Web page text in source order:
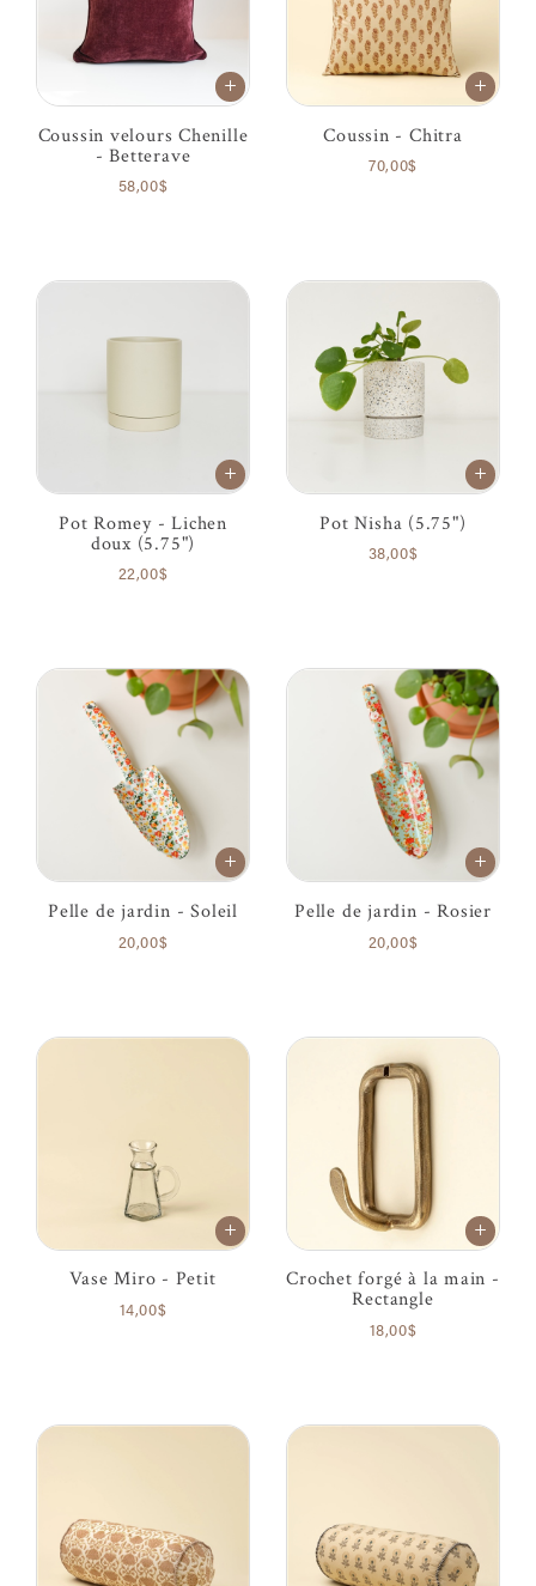
Coussin velours Chenille
- Betterave
58,00$
Coussin - Chitra
70,00$
Pot Romey - Lichen
doux (5.75")
22,00$
Pot Nisha (5.75")
38,00$
Pelle de jardin - Soleil
20,00$
Pelle de jardin - Rosier
20,00$
Vase Miro - Petit
14,00$
Crochet forgé à la main -
Rectangle
18,00$